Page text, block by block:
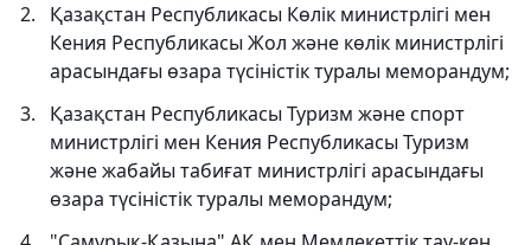
Қазақстан Республикасы Көлік министрлігі мен
Кения Республикасы Жол және көлік министрлігі
арасындағы өзара түсіністік туралы меморандум;
Қазақстан Республикасы Туризм және спорт
министрлігі мен Кения Республикасы Туризм
және жабайы табиғат министрлігі арасындағы
өзара түсіністік туралы меморандум;